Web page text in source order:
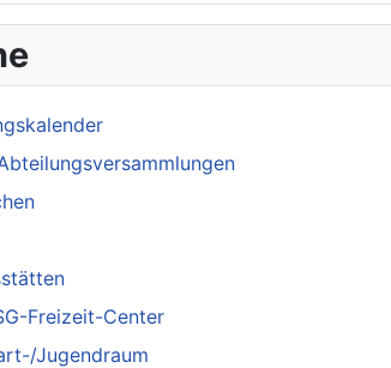
Freizeit-Center
Jugendraum